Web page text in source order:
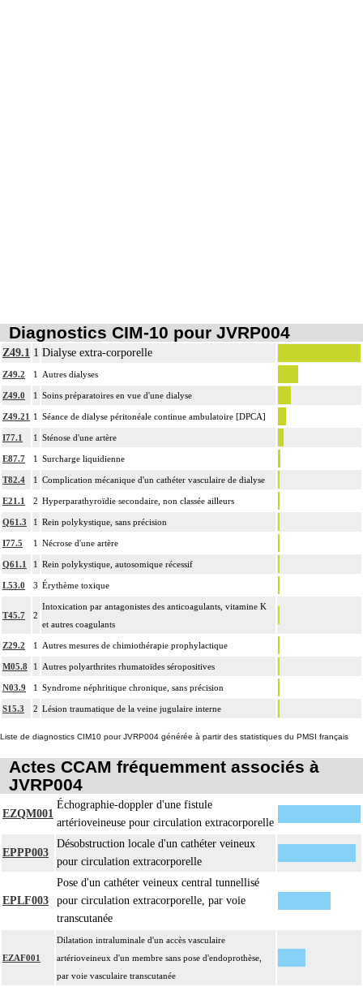
Diagnostics CIM-10 pour JVRP004
Z49.1 1 Dialyse extra-corporelle
Z49.2 1 Autres dialyses
Z49.0 1 Soins préparatoires en vue d'une dialyse
Z49.21 1 Séance de dialyse péritonéale continue ambulatoire [DPCA]
I77.1 1 Sténose d'une artère
E87.7 1 Surcharge liquidienne
T82.4 1 Complication mécanique d'un cathéter vasculaire de dialyse
E21.1 2 Hyperparathyroïdie secondaire, non classée ailleurs
Q61.3 1 Rein polykystique, sans précision
I77.5 1 Nécrose d'une artère
Q61.1 1 Rein polykystique, autosomique récessif
L53.0 3 Érythème toxique
T45.7 2
Intoxication par antagonistes des anticoagulants, vitamine K
et autres coagulants
Z29.2 1 Autres mesures de chimiothérapie prophylactique
M05.8 1 Autres polyarthrites rhumatoïdes séropositives
N03.9 1 Syndrome néphritique chronique, sans précision
S15.3 2 Lésion traumatique de la veine jugulaire interne
Liste de diagnostics CIM10 pour JVRP004 générée à partir des statistiques du PMSI français
Actes CCAM fréquemment associés à
JVRP004
EZQM001
Échographie-doppler d'une fistule
artérioveineuse pour circulation extracorporelle
EPPP003
Désobstruction locale d'un cathéter veineux
pour circulation extracorporelle
EPLF003
Pose d'un cathéter veineux central tunnellisé
pour circulation extracorporelle, par voie
transcutanée
EZAF001
Dilatation intraluminale d'un accès vasculaire
artérioveineux d'un membre sans pose d'endoprothèse,
par voie vasculaire transcutanée